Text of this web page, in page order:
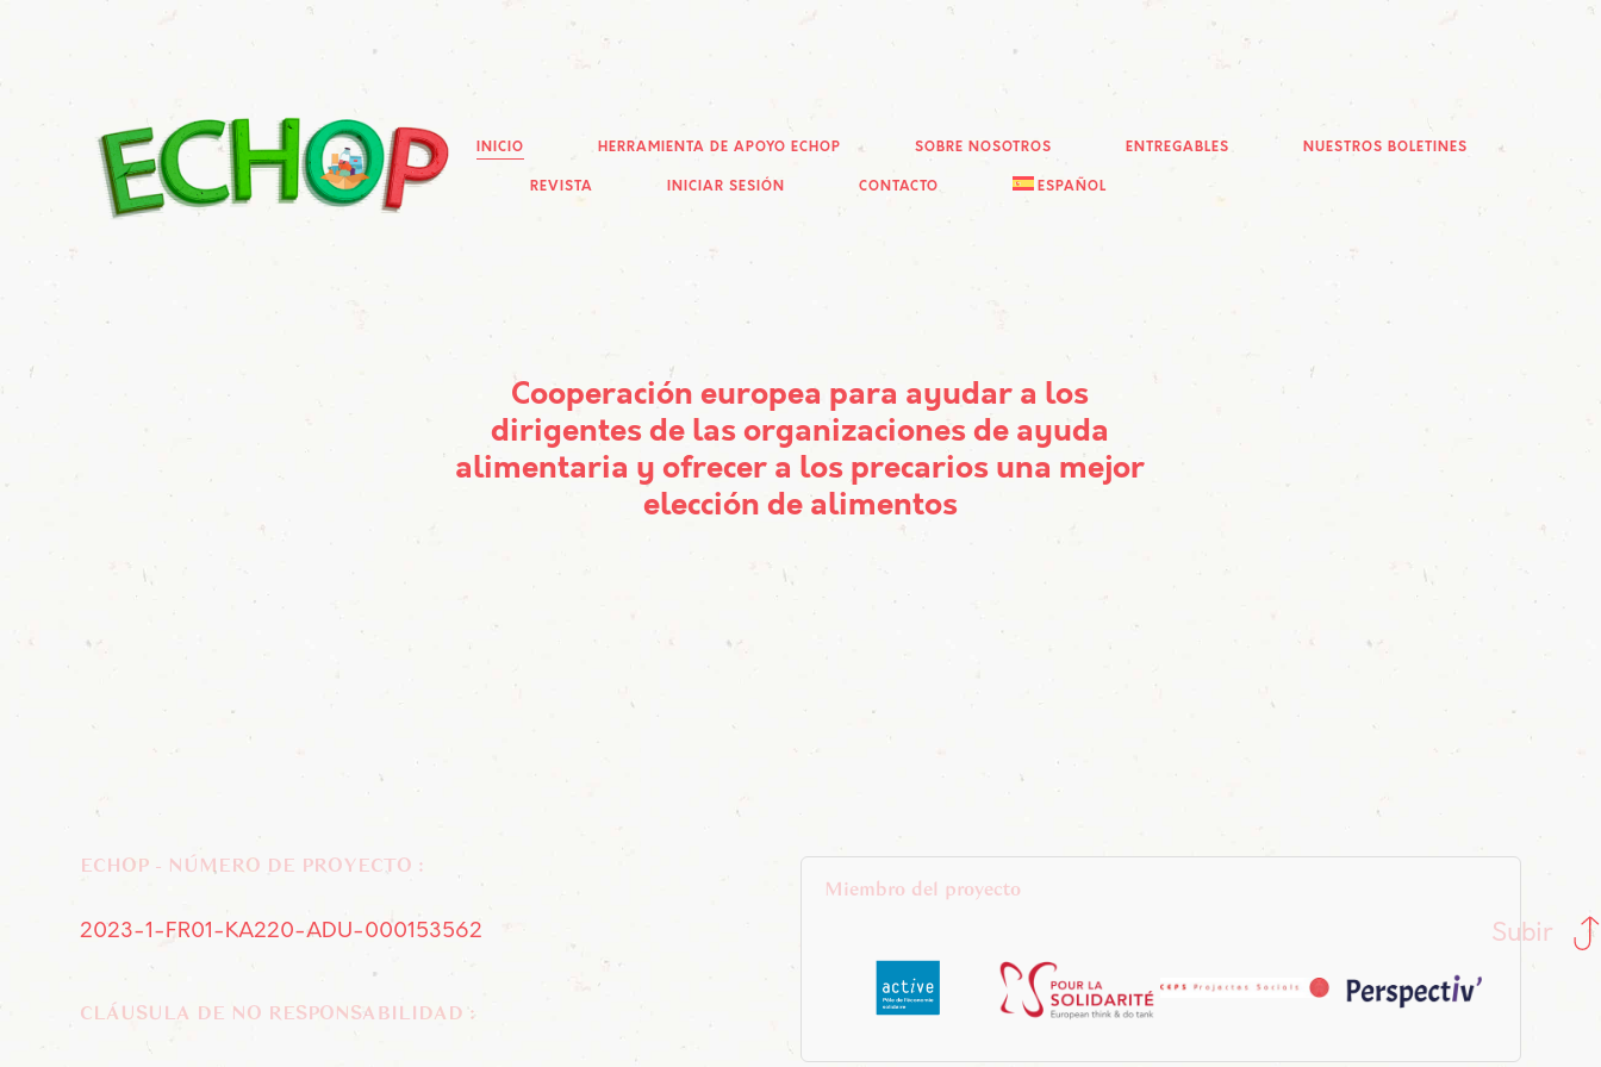
INICIO HERRAMIENTA DE APOYO ECHOP SOBRE NOSOTROS ENTREGABLES NUESTROS BOLETINES
REVISTA INICIAR SESIÓN CONTACTO ESPAÑOL
Subir
Cooperación europea para ayudar a los
dirigentes de las organizaciones de ayuda
alimentaria y ofrecer a los precarios una mejor
elección de alimentos
ECHOP - NÚMERO DE PROYECTO :
2023-1-FR01-KA220-ADU-000153562
CLÁUSULA DE NO RESPONSABILIDAD :
Miembro del proyecto